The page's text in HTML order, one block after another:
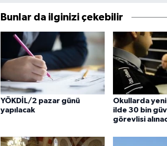
Bunlar da ilginizi çekebilir
YÖKDİL/2 pazar günü
yapılacak
Okullarda yeni
ilde 30 bin
görevlisi